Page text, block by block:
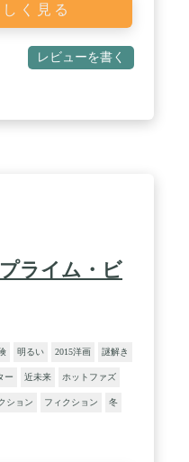
く見る
レビューを書く
ライム・ビ
明るい 2015洋画 謎解き
ー 近未来 ホットファズ
ション フィクション 冬